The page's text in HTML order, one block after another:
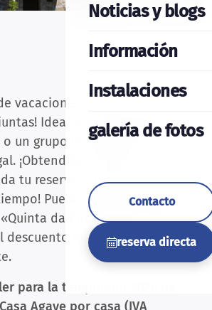
Noticias y blogs
Información
Instalaciones
galería de fotos
Contacto
reserva directa
vacaciones se pueden alquilar
Ideal si quieres relajarte
un grupo más grande en el
¡Obtendrás un 10 % de
tu reserva si reservas ambas
Puedes hacerlo a través
da Encavalada combi».
descuento del 10 % se aplicará
para la temporada 2026 de
Agave por casa (IVA